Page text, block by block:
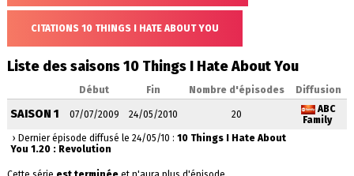
CITATIONS 10 THINGS I HATE ABOUT YOU
Liste des saisons 10 Things I Hate About You
Début Fin Nombre d'épisodes Diffusion
SAISON 1 07/07/2009 24/05/2010 20
ABC
Family
› Dernier épisode diffusé le 24/05/10 : 10 Things I Hate About
You 1.20 : Revolution